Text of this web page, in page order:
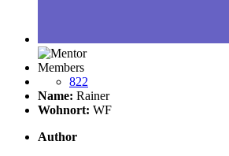
Members
822
Name: Rainer
Wohnort: WF
Author